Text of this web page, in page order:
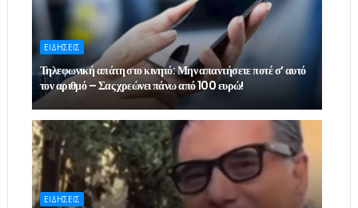
ΕΙΔΗΣΕΙΣ
Τηλεφωνική απάτη στο κινητό: Μην απαντήσετε ποτέ σ’ αυτό
τον αριθμό – Σας χρεώνει πάνω από 100 ευρώ!
ΕΙΔΗΣΕΙΣ